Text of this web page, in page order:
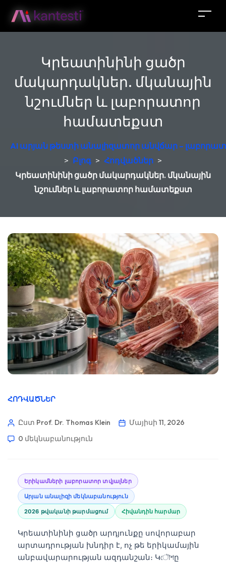
Կրեատինինի ցածր
մակարդակներ. մկանային
նշումներ և լաբորատոր
համատեքստ
AI արյան թեստի անալիզատոր անվճար –
> Բլոգ > Հոդվածներ >
Կրեատինինի ցածր մակարդակներ. մկանային
նշումներ և լաբորատոր համատեքստ
ՀՈԴՎԱԾՆԵՐ
Ըստ Prof. Dr. Thomas Klein
Մայիսի 11, 2026
0 մեկնաբանություն
Երիկամների լաբորատոր տվյալներ
Արյան անալիզի մեկնաբանություն
2026 թվականի թարմացում Հիվանդին հարմար
Կրեատինինի ցածր արդյունքը սովորաբար
արտադրության խնդիր է, ոչ թե երիկամային
անբավարարության ազդանշան։ Կৌশը